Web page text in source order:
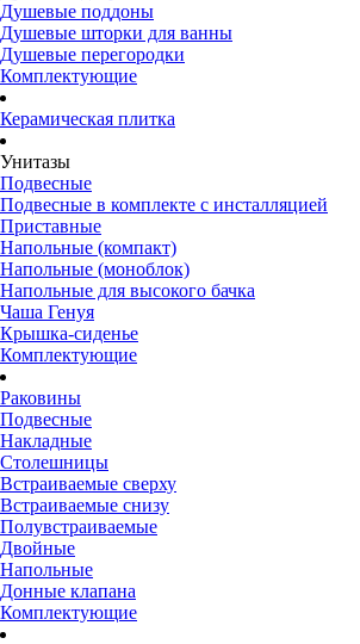
Душевые поддоны
Душевые шторки для ванны
Душевые перегородки
Комплектующие
Керамическая плитка
Унитазы
Подвесные
Подвесные в комплекте с инсталляцией
Приставные
Напольные (компакт)
Напольные (моноблок)
Напольные для высокого бачка
Чаша Генуя
Крышка-сиденье
Комплектующие
Раковины
Подвесные
Накладные
Столешницы
Встраиваемые сверху
Встраиваемые снизу
Полувстраиваемые
Двойные
Напольные
Донные клапана
Комплектующие